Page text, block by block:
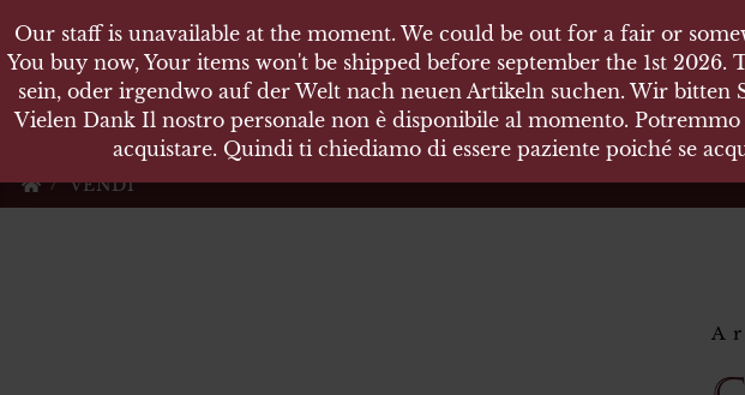
KARL
Militärische Antiquitäten und
VENDI
Our staff is unavailable at the moment. We could be out for a fair or
You buy now, Your items won't be shipped before september the 1st
sein, oder irgendwo auf der Welt nach neuen Artikeln suchen. Wir bitten
Vielen Dank Il nostro personale non è disponibile al momento.
acquistare. Quindi ti chiediamo di essere paziente poiché se